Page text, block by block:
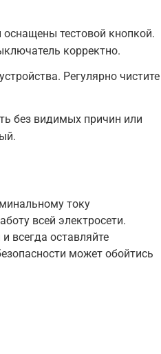
тестовой кнопкой.
корректно.
Регулярно чистите
без видимых причин или
току
всей электросети.
всегда оставляйте
может обойтись